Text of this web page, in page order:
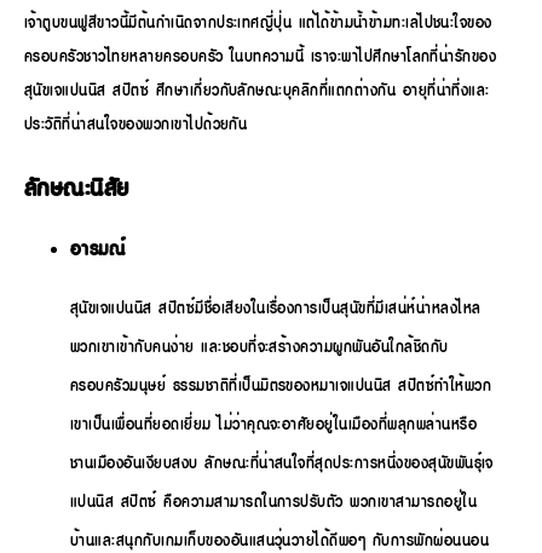
เจ้าตูบขนฟูสีขาวนี้มีต้นกำเนิดจากประเทศญี่ปุ่น แต่ได้ข้ามน้ำข้ามทะเลไปชนะใจของ
ครอบครัวชาวไทยหลายครอบครัว ในบทความนี้ เราจะพาไปศึกษาโลกที่น่ารักของ
สุนัขเจแปนนิส สปิตซ์ ศึกษาเกี่ยวกับลักษณะบุคลิกที่แตกต่างกัน อายุที่น่าทึ่งและ
ประวัติที่น่าสนใจของพวกเขาไปด้วยกัน
ลักษณะนิสัย
อารมณ์
สุนัขเจแปนนิส สปิตซ์มีชื่อเสียงในเรื่องการเป็นสุนัขที่มีเสน่ห์น่าหลงไหล
พวกเขาเข้ากับคนง่าย และชอบที่จะสร้างความผูกพันอันใกล้ชิดกับ
ครอบครัวมนุษย์ ธรรมชาติที่เป็นมิตรของหมาเจแปนนิส สปิตซ์ทำให้พวก
เขาเป็นเพื่อนที่ยอดเยี่ยม ไม่ว่าคุณจะอาศัยอยู่ในเมืองที่พลุกพล่านหรือ
ชานเมืองอันเงียบสงบ ลักษณะที่น่าสนใจที่สุดประการหนึ่งของสุนัขพันธุ์เจ
แปนนิส สปิตซ์ คือความสามารถในการปรับตัว พวกเขาสามารถอยู่ใน
บ้านและสนุกกับเกมเก็บของอันแสนวุ่นวายได้ดีพอๆ กับการพักผ่อนนอน